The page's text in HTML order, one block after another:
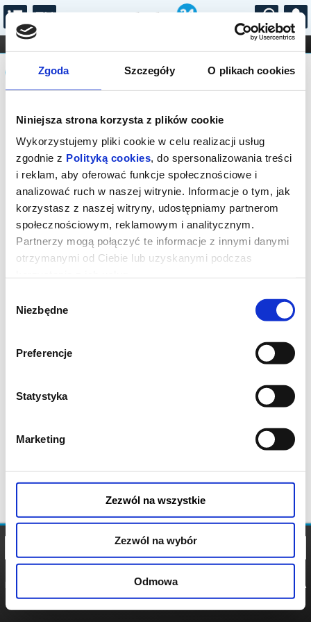
Zgoda Szczegóły O plikach cookies
Niniejsza strona korzysta z plików cookie
Wykorzystujemy pliki cookie w celu realizacji usług
zgodnie z Polityką cookies, do spersonalizowania treści
i reklam, aby oferować funkcje społecznościowe i
analizować ruch w naszej witrynie. Informacje o tym, jak
korzystasz z naszej witryny, udostępniamy partnerom
społecznościowym, reklamowym i analitycznym.
Partnerzy mogą połączyć te informacje z innymi danymi
otrzymanymi od Ciebie lub uzyskanymi podczas
zgody
Niezbędne
Preferencje
Statystyka
Marketing
Zezwól na wszystkie
Zezwól na wybór
Odmowa
...
FILHARMONIA OPERA I BALET
STAND-UP
DLA DZIECI
Komunikat
Sprzedaż biletów on-line na wydarzenie
została zakończona.
POLITYKA
POLITYKA